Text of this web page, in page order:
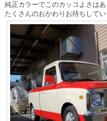
純正カラーでこのカッコよさはあ
たくさんのおかわりお待ちしてい